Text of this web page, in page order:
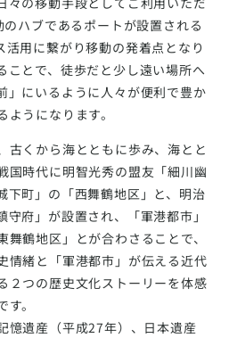
ハブであるポートが設置される
活用に繋がり移動の発着点となり
ことで、徒歩だと少し遠い場所へ
」にいるように人々が便利で豊か
うになります。
古くから海とともに歩み、海とと
国時代に明智光秀の盟友「細川幽
下町」の「西舞鶴地区」と、明治
府」が設置され、「軍港都市」
鶴地区」とが合わさることで、
情緒と「軍港都市」が伝える近代
２つの歴史文化ストーリーを体感
。
憶遺産（平成27年）、日本遺産